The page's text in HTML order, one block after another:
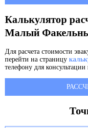
Калькулятор
Малый
Для расчета стоимости
перейти на страницу
телефону для консультации